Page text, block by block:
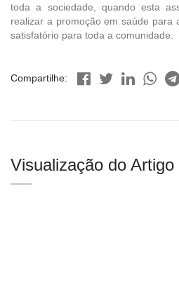
toda a sociedade, quando esta
realizar a promoção em saúde para
satisfatório para toda a comunidade.
Compartilhe:
Visualização do Artigo